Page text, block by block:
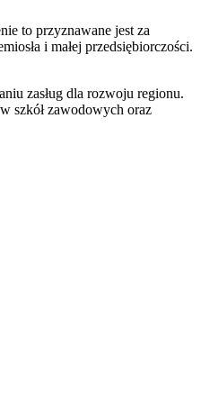
to przyznawane jest za
i małej przedsiębiorczości.
zasług dla rozwoju regionu.
szkół zawodowych oraz